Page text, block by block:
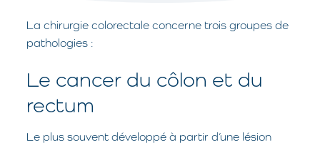
La chirurgie colorectale concerne trois groupes de
pathologies :
Le cancer du côlon et du
rectum
Le plus souvent développé à partir d’une lésion